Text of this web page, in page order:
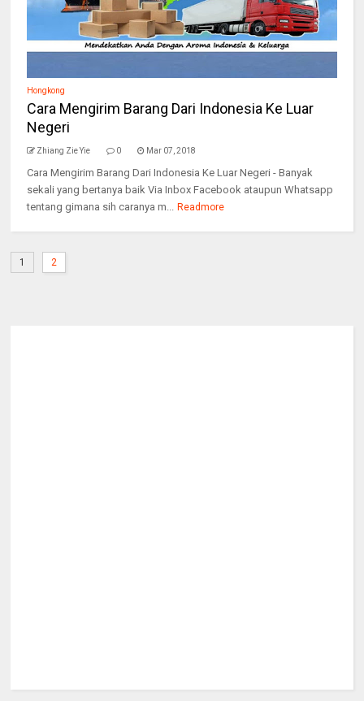
Hongkong
Cara Mengirim Barang Dari Indonesia Ke Luar
Negeri
Zhiang Zie Yie 0 Mar 07, 2018
Cara Mengirim Barang Dari Indonesia Ke Luar Negeri - Banyak
sekali yang bertanya baik Via Inbox Facebook ataupun Whatsapp
tentang gimana sih caranya m... Readmore
1 2